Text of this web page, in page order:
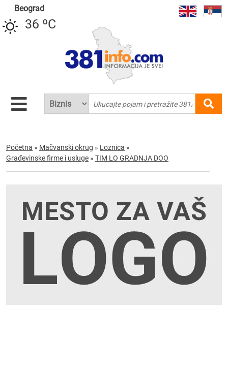
Beograd
36 ºC
Početna » Mačvanski okrug » Loznica »
Građevinske firme i usluge » TIM LO GRADNJA DOO